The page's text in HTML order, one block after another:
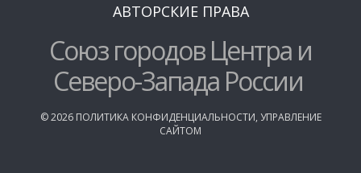
АВТОРСКИЕ ПРАВА
Союз городов Центра и
Северо-Запада России
©2026 ПОЛИТИКА КОНФИДЕНЦИАЛЬНОСТИ, УПРАВЛЕНИЕ
САЙТОМ